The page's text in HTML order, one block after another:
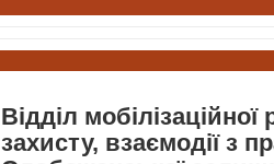
Відділ
захисту, взаємодії з